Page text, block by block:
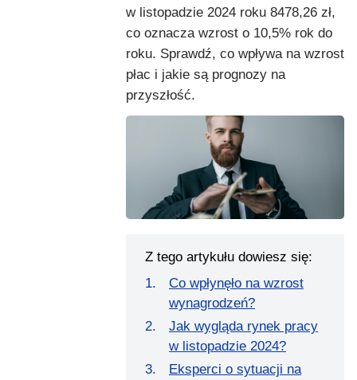
w listopadzie 2024 roku 8478,26 zł,
co oznacza wzrost o 10,5% rok do
roku. Sprawdź, co wpływa na wzrost
płac i jakie są prognozy na
przyszłość.
Z tego artykułu dowiesz się:
Co wpłynęło na wzrost
wynagrodzeń?
Jak wygląda rynek pracy
w listopadzie 2024?
Eksperci o sytuacji na